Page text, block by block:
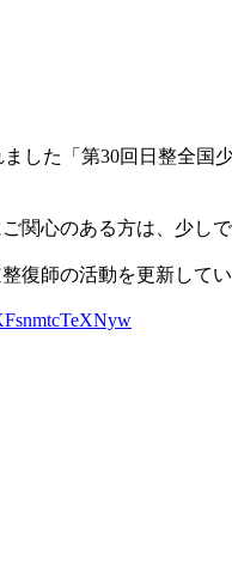
した「第30回日整全
関心のある方は、少し
復師の活動を更新して